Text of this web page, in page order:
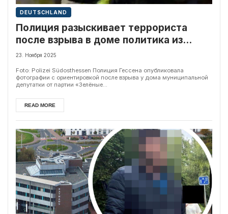
DEUTSCHLAND
Полиция разыскивает террориста
после взрыва в доме политика из
Партии Зеленых
23. Ноября 2025
Foto: Polizei Südosthessen Полиция Гессена опубликовала
фотографии с ориентировкой после взрыва у дома муниципальной
депутатки от партии «Зелёные...
READ MORE